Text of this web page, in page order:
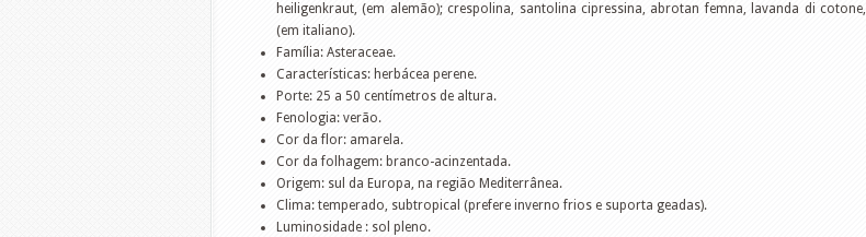
heiligenkraut, (em alemão); crespolina, santolina cipressina, abrotan femna, lavanda di cotone,
(em italiano).
Família: Asteraceae.
Características: herbácea perene.
Porte: 25 a 50 centímetros de altura.
Fenologia: verão.
Cor da flor: amarela.
Cor da folhagem: branco-acinzentada.
Origem: sul da Europa, na região Mediterrânea.
Clima: temperado, subtropical (prefere inverno frios e suporta geadas).
Luminosidade : sol pleno.